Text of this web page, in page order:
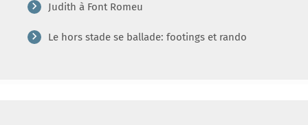
Judith à Font Romeu
Le hors stade se ballade: footings et rando